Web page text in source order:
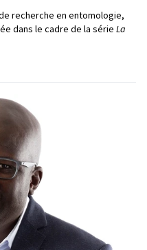
recherche en entomologie,
dans le cadre de la série La